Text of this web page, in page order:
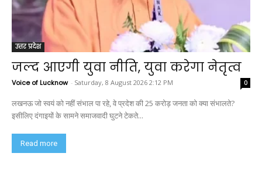
उत्तर प्रदेश
जल्द आएगी युवा नीति, युवा करेगा नेतृत्व
Voice of Lucknow - Saturday, 8 August 2026 2:12 PM 0
लखनऊ जो स्वयं को नहीं संभाल पा रहे, वे प्रदेश की 25 करोड़ जनता को क्या संभालते?
इसीलिए दंगाइयों के सामने समाजवादी घुटने टेकते...
Read more